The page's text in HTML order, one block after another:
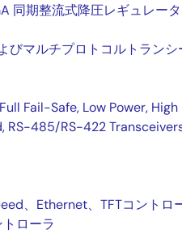
同期整流式降圧レギュレータ
びマルチプロトコルトランシ
Fail-Safe, Low Power, High
RS-485/RS-422
、Ethernet、TFTコントロ
ローラ